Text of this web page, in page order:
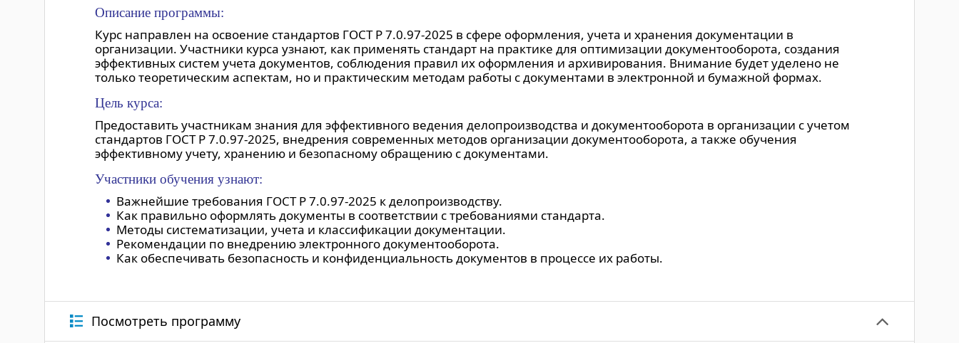
Описание программы:
Курс направлен на освоение стандартов ГОСТ Р 7.0.97-2025 в сфере оформления, учета и хранения документации в
организации. Участники курса узнают, как применять стандарт на практике для оптимизации документооборота, создания
эффективных систем учета документов, соблюдения правил их оформления и архивирования. Внимание будет уделено не
только теоретическим аспектам, но и практическим методам работы с документами в электронной и бумажной формах.
Цель курса:
Предоставить участникам знания для эффективного ведения делопроизводства и документооборота в организации с учетом
стандартов ГОСТ Р 7.0.97-2025, внедрения современных методов организации документооборота, а также обучения
эффективному учету, хранению и безопасному обращению с документами.
Участники обучения узнают:
Важнейшие требования ГОСТ Р 7.0.97-2025 к делопроизводству.
Как правильно оформлять документы в соответствии с требованиями стандарта.
Методы систематизации, учета и классификации документации.
Рекомендации по внедрению электронного документооборота.
Как обеспечивать безопасность и конфиденциальность документов в процессе их работы.
Посмотреть программу